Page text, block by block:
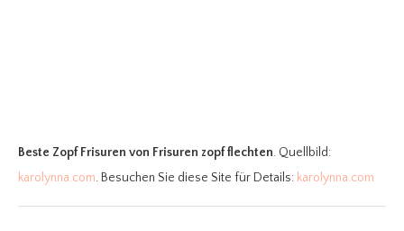
Beste Zopf Frisuren von Frisuren zopf flechten. Quellbild:
karolynna.com. Besuchen Sie diese Site für Details: karolynna.com